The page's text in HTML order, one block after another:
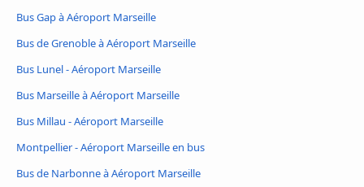
Bus Gap à Aéroport Marseille
Bus de Grenoble à Aéroport Marseille
Bus Lunel - Aéroport Marseille
Bus Marseille à Aéroport Marseille
Bus Millau - Aéroport Marseille
Montpellier - Aéroport Marseille en bus
Bus de Narbonne à Aéroport Marseille